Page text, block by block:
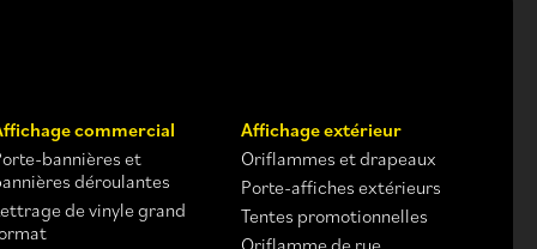
commercial
bannières et
déroulantes
de vinyle grand
Affichage extérieur
Oriflammes et drapeaux
Porte-affiches extérieurs
Tentes promotionnelles
Oriflamme de rue